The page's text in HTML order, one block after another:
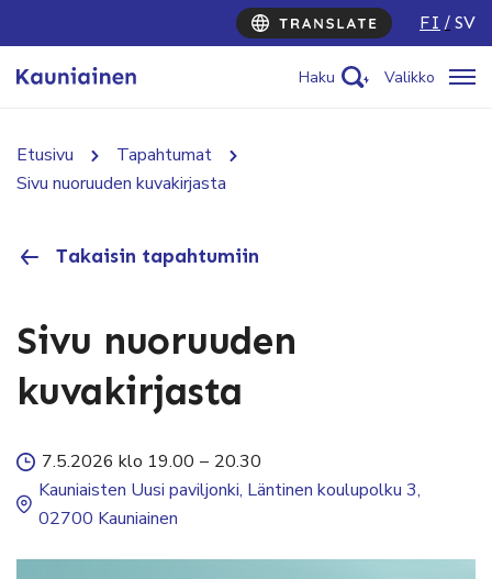
FI SV
Haku Valikko
Etusivu
Tapahtumat
Sivu nuoruuden kuvakirjasta
Takaisin tapahtumiin
Sivu nuoruuden
kuvakirjasta
7.5.2026 klo 19.00 – 20.30
Kauniaisten Uusi paviljonki, Läntinen koulupolku 3,
02700 Kauniainen